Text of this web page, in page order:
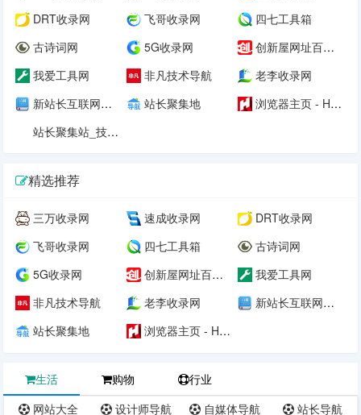
DRT收录网
飞哥收录网
四七工具箱
古诗词网
5G收录网
创新屋网址百科网
我爱工具网
非凡技术导航
老李收录网
新站长互联网百科
站长聚集地
浏览器主页 - H43技术网
站长聚集站_技术导航、在线工具、电台收听、API接口、在线壁纸、公众号、小程序、小游戏、软件应用等，打造网站交流和展示平台 - 一站式资源平台
精选推荐
三万收录网 速成收录网
DRT收录网
飞哥收录网
四七工具箱
古诗词网
5G收录网
创新屋网址百科网
我爱工具网
非凡技术导航
老李收录网
新站长互联网百科
站长聚集地
浏览器主页 - H43技术网
生活 购物
行业
网站大全
设计师导航 自媒体导航
站长导航